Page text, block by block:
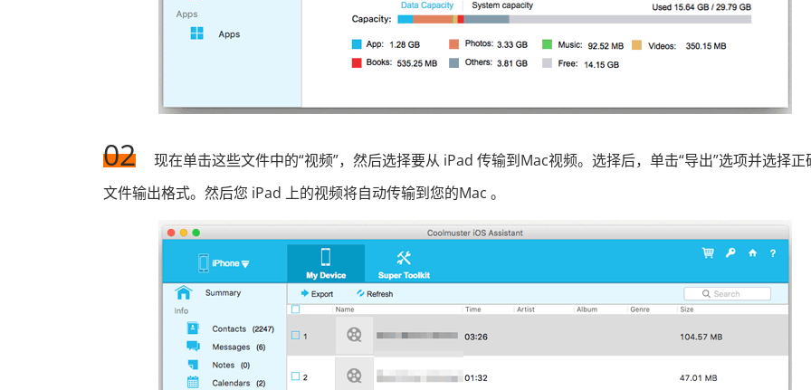
02
现在单击这些文件中的“视频”，然后选择要从 iPad 传输到Mac视频。选择后，单击“导出”选项并选择正
文件输出格式。然后您 iPad 上的视频将自动传输到您的Mac 。